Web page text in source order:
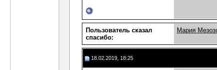
Пользователь сказал
cпасибо:
Мария
18.02.2019, 18:25